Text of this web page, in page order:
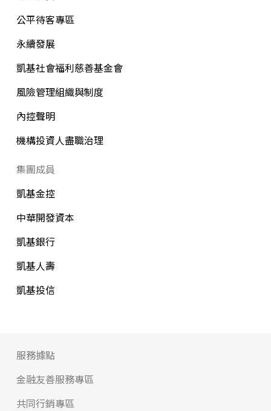
公平待客專區
永續發展
凱基社會福利慈善基金會
風險管理組織與制度
內控聲明
機構投資人盡職治理
集團成員
凱基金控
中華開發資本
凱基銀行
凱基人壽
凱基投信
服務據點
金融友善服務專區
共同行銷專區